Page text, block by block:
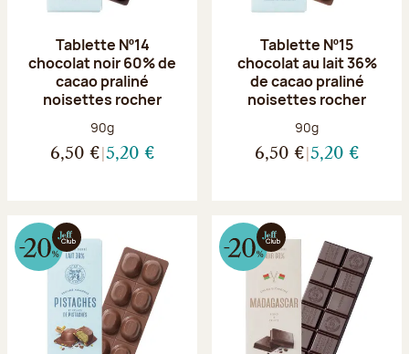
Tablette Nº14
chocolat noir 60% de
cacao praliné
noisettes rocher
Poids net :
90g
6,50 € 5,20 €
Tablette Nº15
chocolat au lait 36%
de cacao praliné
noisettes rocher
Poids net :
90g
6,50 € 5,20 €